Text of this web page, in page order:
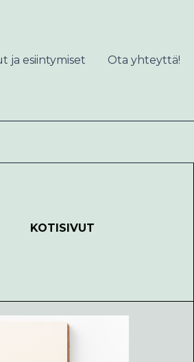
ja esiintymiset Ota yhteyttä!
KOTISIVUT